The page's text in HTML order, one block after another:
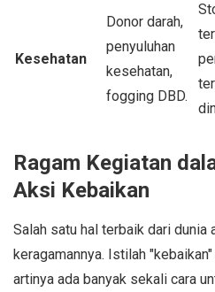
Kesehatan
Donor darah,
penyuluhan
kesehatan,
fogging DBD.
Ragam Kegiatan
Aksi Kebaikan
Salah satu hal terbaik dari dunia
keragamannya. Istilah
artinya ada banyak sekali cara